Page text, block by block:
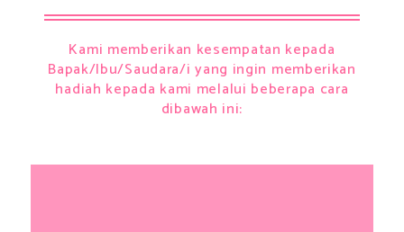
Kami memberikan kesempatan kepada
Bapak/Ibu/Saudara/i yang ingin memberikan
hadiah kepada kami melalui beberapa cara
dibawah ini:​